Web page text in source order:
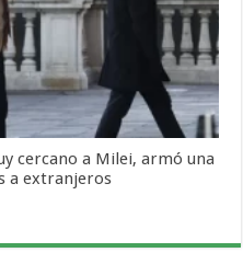
cercano a Milei, armó una
a extranjeros